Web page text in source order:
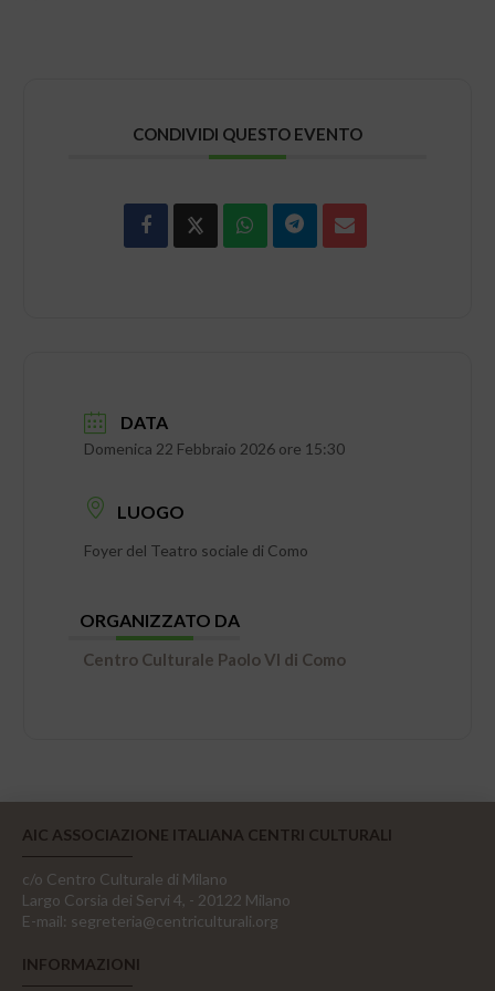
CONDIVIDI QUESTO EVENTO
DATA
Domenica 22 Febbraio 2026 ore 15:30
LUOGO
Foyer del Teatro sociale di Como
ORGANIZZATO DA
Centro Culturale Paolo VI di Como
AIC ASSOCIAZIONE ITALIANA CENTRI CULTURALI
c/o Centro Culturale di Milano
Largo Corsia dei Servi 4, - 20122 Milano
E-mail: segreteria@centriculturali.org
INFORMAZIONI